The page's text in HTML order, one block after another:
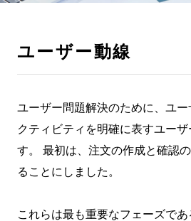
ユーザー動線
ユーザー問題解決のために、ユ
クティビティを明確に表すユー
す。 最初は、注文の作成と確認
ることにしました。
これらは最も重要なフェーズであ